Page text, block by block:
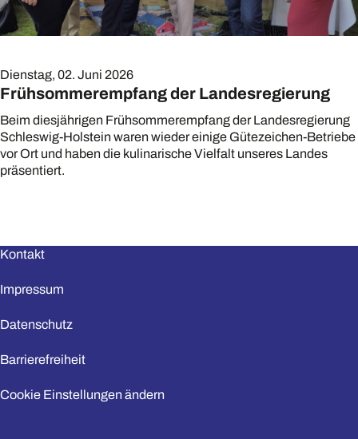
Dienstag, 02. Juni 2026
Frühsommerempfang der Landesregierung
Beim diesjährigen Frühsommerempfang der Landesregierung
Schleswig-Holstein waren wieder einige Gütezeichen-Betriebe
vor Ort und haben die kulinarische Vielfalt unseres Landes
präsentiert.
Kontakt
Impressum
Datenschutz
Barrierefreiheit
Cookie Einstellungen ändern